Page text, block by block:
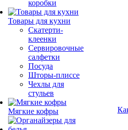
коробки
Товары для кухни
Скатерти-
клеенки
Сервировочные
салфетки
Посуда
Шторы-плиссе
Чехлы для
стульев
Мягкие кофры